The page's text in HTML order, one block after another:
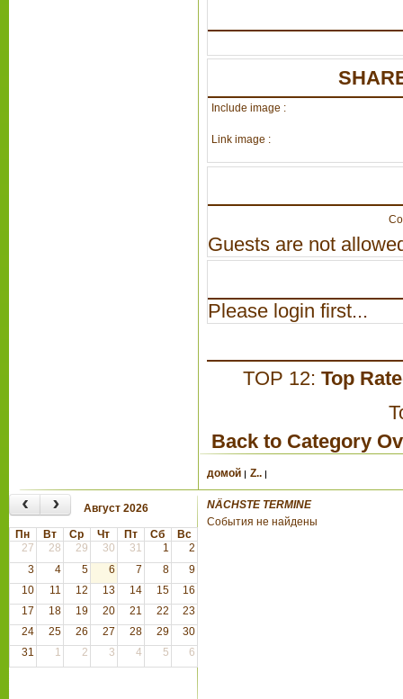
Include image :
Link image :
Guests are not
Please login first...
TOP 12: Top
Back to Category
домой Z..
‹ › Август 2026
Пн Вт Ср Чт Пт Сб
Вс
27
28 29 30 31 1
2
3
4 5 6 7 8
9
10
11 12 13 14 15
16
17
18 19 20 21 22
23
24
25 26 27 28 29
30
31
1 2 3 4 5 6
NÄCHSTE TERMINE
События не найдены